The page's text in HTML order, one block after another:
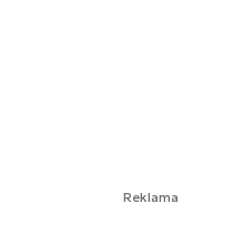
Reklama